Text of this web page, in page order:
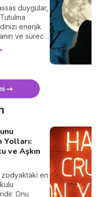
duygular,
enerjik
ve süreci
7 basit
🛡️🌒
Yolları:
ve Aşkın
en
Onu